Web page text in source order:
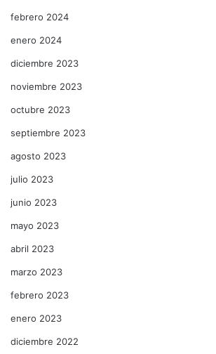
febrero 2024
enero 2024
diciembre 2023
noviembre 2023
octubre 2023
septiembre 2023
agosto 2023
julio 2023
junio 2023
mayo 2023
abril 2023
marzo 2023
febrero 2023
enero 2023
diciembre 2022